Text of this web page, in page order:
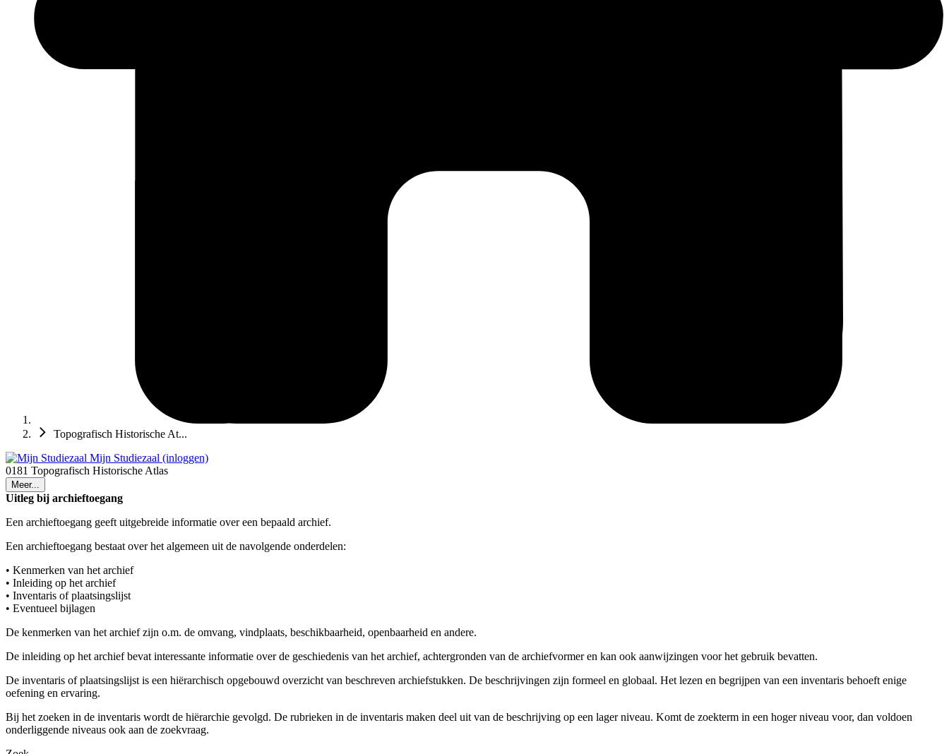
Topografisch Historische At...
Mijn Studiezaal (inloggen)
0181 Topografisch Historische Atlas
Meer...
Uitleg bij archieftoegang
Een archieftoegang geeft uitgebreide informatie over een bepaald archief.
Een archieftoegang bestaat over het algemeen uit de navolgende onderdelen:
• Kenmerken van het archief
• Inleiding op het archief
• Inventaris of plaatsingslijst
• Eventueel bijlagen
De kenmerken van het archief zijn o.m. de omvang, vindplaats, beschikbaarheid, openbaarheid en andere.
De inleiding op het archief bevat interessante informatie over de geschiedenis van het archief, achtergronden van de archiefvormer en kan ook aanwijzingen voor het gebruik bevatten.
De inventaris of plaatsingslijst is een hiërarchisch opgebouwd overzicht van beschreven archiefstukken. De beschrijvingen zijn formeel en globaal. Het lezen en begrijpen van een inventaris behoeft enige
oefening en ervaring.
Bij het zoeken in de inventaris wordt de hiërarchie gevolgd. De rubrieken in de inventaris maken deel uit van de beschrijving op een lager niveau. Komt de zoekterm in een hoger niveau voor, dan voldoen
onderliggende niveaus ook aan de zoekvraag.